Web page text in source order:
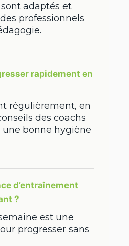
adaptés et
professionnels
rapidement en
régulièrement, en
des coachs
bonne hygiène
d’entraînement
?
est une
progresser sans